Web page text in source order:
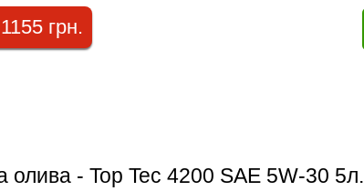
1155 грн.
олива - Top Tec 4200 SAE 5W-30 5л.